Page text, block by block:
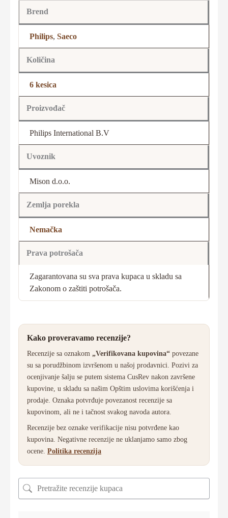
Brend
Philips,Saeco
Količina
6 kesica
Proizvođač
Philips International B.V
Uvoznik
Mison d.o.o.
Zemlja porekla
Nemačka
Prava potrošača
Zagarantovana su sva prava kupaca u skladu sa
Zakonom o zaštiti potrošača.
Kako proveravamo recenzije?
Recenzije sa oznakom „Verifikovana kupovina“ povezane
su sa porudžbinom izvršenom u našoj prodavnici. Pozivi za
ocenjivanje šalju se putem sistema CusRev nakon završene
kupovine, u skladu sa našim Opštim uslovima korišćenja i
prodaje. Oznaka potvrđuje povezanost recenzije sa
kupovinom, ali ne i tačnost svakog navoda autora.
Recenzije bez oznake verifikacije nisu potvrđene kao
kupovina. Negativne recenzije ne uklanjamo samo zbog
ocene. Politika recenzija